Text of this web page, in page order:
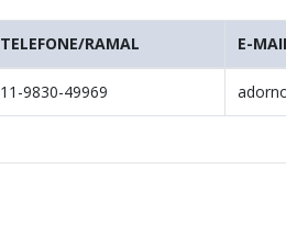
TELEFONE/RAMAL E-
11-9830-49969